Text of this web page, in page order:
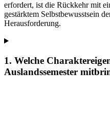
erfordert, ist die Rückkehr mit
gestärktem Selbstbewusstsein
Herausforderung.
1. Welche
Auslandssemester